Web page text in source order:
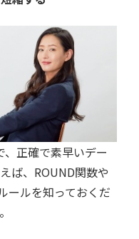
正確で素早いデー
ば、ROUND関数や
ールを知っておくだ